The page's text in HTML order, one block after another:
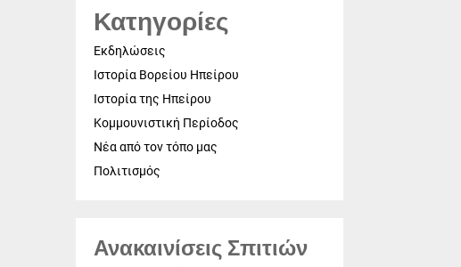
Κατηγορίες
Εκδηλώσεις
Ιστορία Βορείου Ηπείρου
Ιστορία της Ηπείρου
Κομμουνιστική Περίοδος
Νέα από τον τόπο μας
Πολιτισμός
Ανακαινίσεις Σπιτιών